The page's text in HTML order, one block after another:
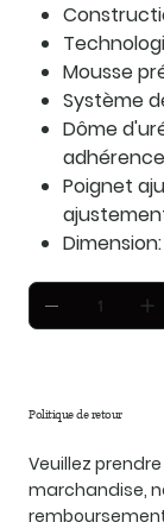
Mousse
Système
Dôme
adhérence
Poignet
Politique de retour
Veuillez
marchandise,